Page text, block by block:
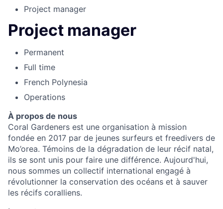
Project manager
Project manager
Permanent
Full time
French Polynesia
Operations
À propos de nous
Coral Gardeners est une organisation à mission
fondée en 2017 par de jeunes surfeurs et freedivers de
Mo’orea. Témoins de la dégradation de leur récif natal,
ils se sont unis pour faire une différence. Aujourd'hui,
nous sommes un collectif international engagé à
révolutionner la conservation des océans et à sauver
les récifs coralliens.